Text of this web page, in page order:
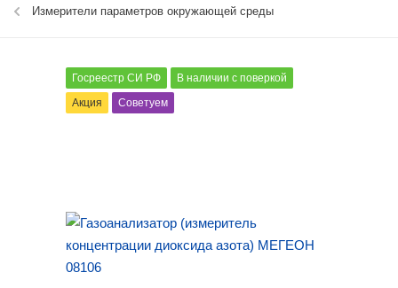
Измерители параметров окружающей среды
Госреестр СИ РФ
В наличии с поверкой
Акция
Советуем